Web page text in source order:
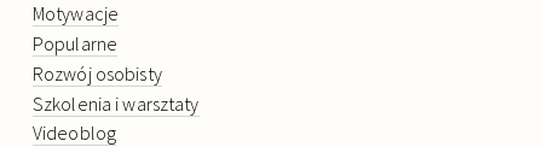
Motywacje
Popularne
Rozwój osobisty
Szkolenia i warsztaty
Videoblog